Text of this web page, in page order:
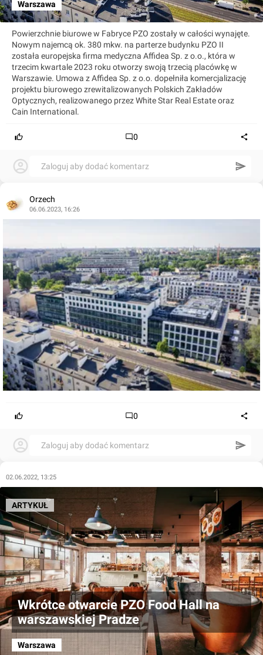
Warszawa
Powierzchnie biurowe w Fabryce PZO zostały w całości wynajęte.
Nowym najemcą ok. 380 mkw. na parterze budynku PZO II
została europejska firma medyczna Affidea Sp. z o.o., która w
trzecim kwartale 2023 roku otworzy swoją trzecią placówkę w
Warszawie. Umowa z Affidea Sp. z o.o. dopełniła komercjalizację
projektu biurowego zrewitalizowanych Polskich Zakładów
Optycznych, realizowanego przez White Star Real Estate oraz
Cain International.
0
Zaloguj aby dodać komentarz
Orzech
06.06.2023, 16:26
0
Zaloguj aby dodać komentarz
02.06.2022, 13:25
Wkrótce otwarcie PZO Food Hall na
warszawskiej Pradze
Warszawa
ARTYKUŁ